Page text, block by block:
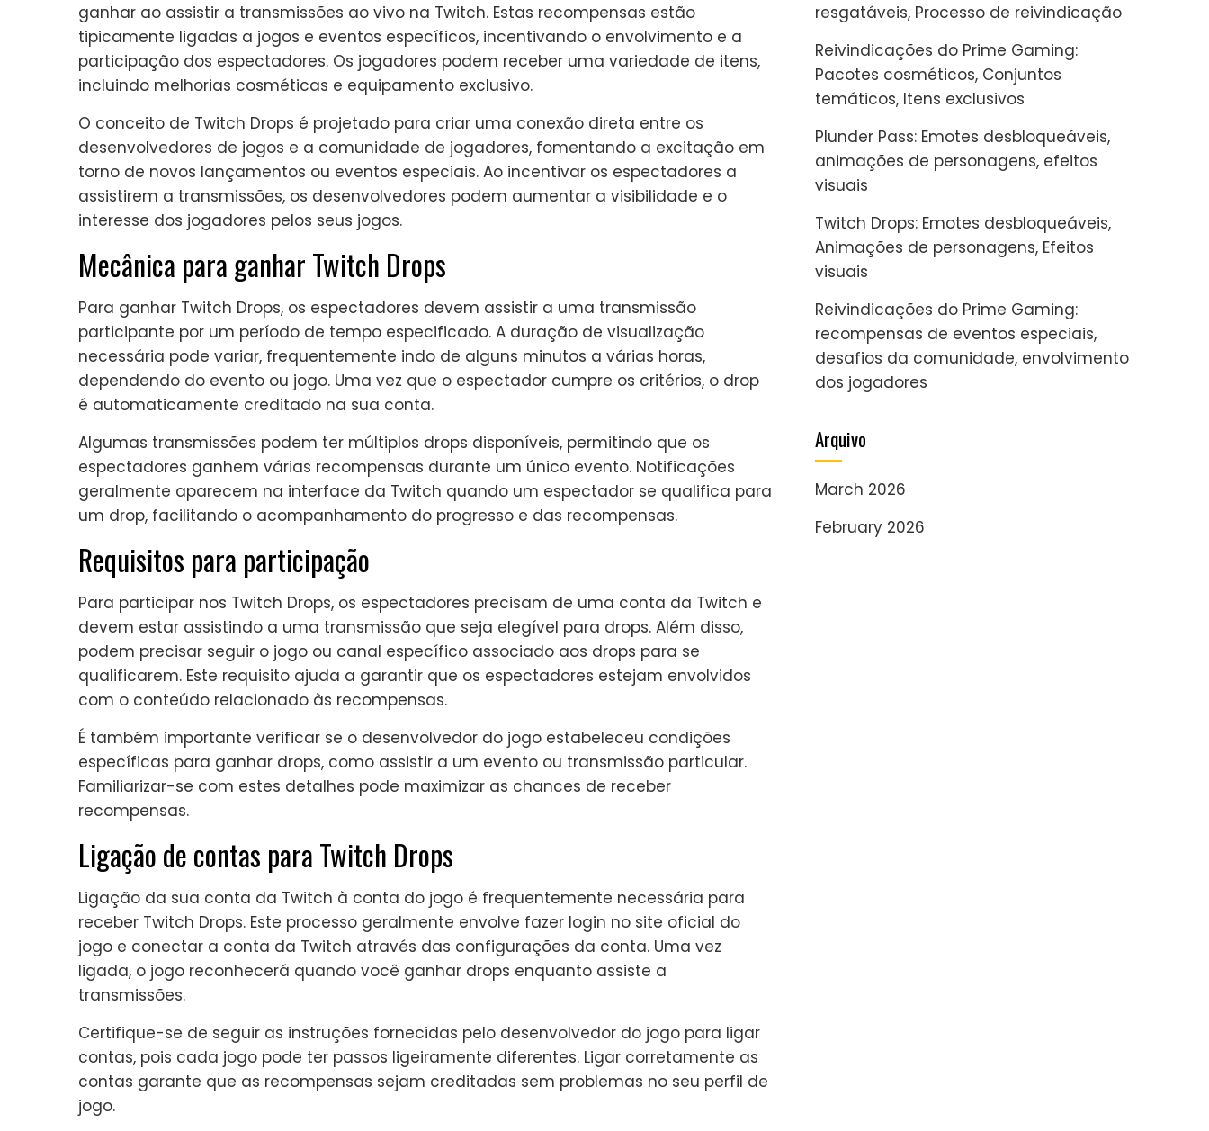
ganhar ao assistir a transmissões ao vivo na Twitch. Estas recompensas estão
tipicamente ligadas a jogos e eventos específicos, incentivando o envolvimento e a
participação dos espectadores. Os jogadores podem receber uma variedade de itens,
incluindo melhorias cosméticas e equipamento exclusivo.
O conceito de Twitch Drops é projetado para criar uma conexão direta entre os
desenvolvedores de jogos e a comunidade de jogadores, fomentando a excitação em
torno de novos lançamentos ou eventos especiais. Ao incentivar os espectadores a
assistirem a transmissões, os desenvolvedores podem aumentar a visibilidade e o
interesse dos jogadores pelos seus jogos.
Mecânica para ganhar Twitch Drops
Para ganhar Twitch Drops, os espectadores devem assistir a uma transmissão
participante por um período de tempo especificado. A duração de visualização
necessária pode variar, frequentemente indo de alguns minutos a várias horas,
dependendo do evento ou jogo. Uma vez que o espectador cumpre os critérios, o drop
é automaticamente creditado na sua conta.
Algumas transmissões podem ter múltiplos drops disponíveis, permitindo que os
espectadores ganhem várias recompensas durante um único evento. Notificações
geralmente aparecem na interface da Twitch quando um espectador se qualifica para
um drop, facilitando o acompanhamento do progresso e das recompensas.
Requisitos para participação
Para participar nos Twitch Drops, os espectadores precisam de uma conta da Twitch e
devem estar assistindo a uma transmissão que seja elegível para drops. Além disso,
podem precisar seguir o jogo ou canal específico associado aos drops para se
qualificarem. Este requisito ajuda a garantir que os espectadores estejam envolvidos
com o conteúdo relacionado às recompensas.
É também importante verificar se o desenvolvedor do jogo estabeleceu condições
específicas para ganhar drops, como assistir a um evento ou transmissão particular.
Familiarizar-se com estes detalhes pode maximizar as chances de receber
recompensas.
Ligação de contas para Twitch Drops
Ligação da sua conta da Twitch à conta do jogo é frequentemente necessária para
receber Twitch Drops. Este processo geralmente envolve fazer login no site oficial do
jogo e conectar a conta da Twitch através das configurações da conta. Uma vez
ligada, o jogo reconhecerá quando você ganhar drops enquanto assiste a
transmissões.
Certifique-se de seguir as instruções fornecidas pelo desenvolvedor do jogo para ligar
contas, pois cada jogo pode ter passos ligeiramente diferentes. Ligar corretamente as
contas garante que as recompensas sejam creditadas sem problemas no seu perfil de
jogo.
resgatáveis, Processo de reivindicação
Reivindicações do Prime Gaming:
Pacotes cosméticos, Conjuntos
temáticos, Itens exclusivos
Plunder Pass: Emotes desbloqueáveis,
animações de personagens, efeitos
visuais
Twitch Drops: Emotes desbloqueáveis,
Animações de personagens, Efeitos
visuais
Reivindicações do Prime Gaming:
recompensas de eventos especiais,
desafios da comunidade, envolvimento
dos jogadores
Arquivo
March 2026
February 2026